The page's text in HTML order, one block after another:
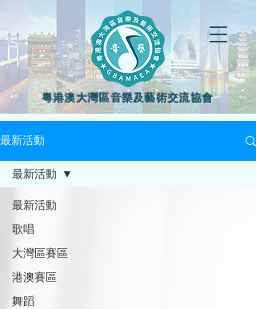
粵港澳大灣區音樂及藝術交流協會
最新活動
最新活動
歌唱
大灣區賽區
港澳賽區
舞蹈
最新活動